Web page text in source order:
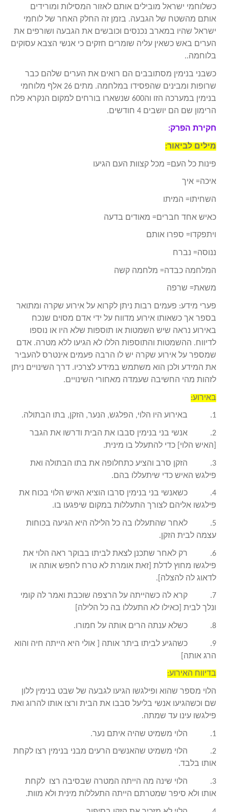
כשלוחמי ישראל מובילים אותם לאזור המסילות ומורידים
אותם מהשטח של הגבעה. בזמן זה החלק האחר של לוחמי
ישראל שהיו במארב נכנסים וכובשים את הגבעה ושורפים את
הערים באש כשאין עליה שומרים חזקים כי אנשי הצבא עסוקים
בלוחמה..
כשבני בנימין מסתובבים הם רואים את הערים שלהם כבר
שרופות ומבינים שהפסידו במלחמה. מתים 26 אלף מלוחמי
בנימין במערכה הזו וה600 שנשארו בורחים למקום הנקרא פלח
הרימון שם הם יושבים 4 חודשים.
חקירת הפרק:
מילים לביאור:
פינות כל העם= מכל קצוות העם הגיעו
איכה= איך
השחיתו= המיתו
כאיש אחד חברים= מאודים בדעה
ויתפקדו= ספרו אותם
ננוסה= נברח
המלחמה כבדה= מלחמה קשה
משאת= שרפה
פערי מידע: פעמים רבות ניתן לקרוא על אירוע שקרה ומתואר
בספר אך כשאותו אירוע מדווח על ידי אדם מסוים שנכח
באירוע נראה שיש השמטות או תוספות שלא היו או נוספו
לדיווח. ההשמטות והתוספות הללו לא הגיעו ללא מטרה. אדם
שמספר על אירוע שקרה יש לו הרבה פעמים אינטרס להעביר
את המידע ולכן הוא משתמש במידע לצרכיו. דרך השינויים ניתן
לזהות מהי החשיבה שעמדה מאחורי השינויים.
באירוע:
1. באירוע היו הלוי, הפלגש, הנער, הזקן, בתו הבתולה.
2. אנשי בני בנימין סבבו את הבית ודרשו את הגבר
[האיש הלוי] כדי להתעלל בו מינית.
3. הזקן סרב והציע כתחלופה את בתו הבתולה ואת
פילגש האיש כדי שיתעללו בהם.
4. כשאנשי בני בנימין סרבו הוציא האיש הלוי בכוח את
פילגשו אליהם לצורך התעללות במקום שיפגעו בו.
5. לאחר שהתעללו בה כל הלילה היא הגיעה בכוחות
עצמה לבית הזקן.
6. רק לאחר שתכנן לצאת לביתו בבוקר ראה הלוי את
פילגשו מחוץ לדלת [זאת אומרת לא טרח לחפש אותה או
לדאוג לה להצלה].
7. קרא לה כשהייתה על הרצפה שוכבת ואמר לה קומי
ונלך לבית [כאילו לא התעללו בה כל הלילה]
8. כשלא ענתה הרים אותה על חמורו.
9. כשהגיע לביתו ביתר אותה [ אולי היא הייתה חיה והוא
הרג אותה]
בדיווח האירוע:
הלוי מספר שהוא ופילגשו הגיעו לגבעה של שבט בנימין ללון
שם וכשהגיעו אנשי בליעל סבבו את הבית ורצו אותו להרוג ואת
פילגשו עינו עד שמתה.
1. הלוי משמיט שהיה איתם נער.
2. הלוי משמיט שהאנשים הרעים מבני בנימין רצו לקחת
אותו בלבד.
3. הלוי שינה מה הייתה המטרה שבסיבה רצו לקחת
אותו ולא סיפר שמטרתם הייתה התעללות מינית ולא מוות.